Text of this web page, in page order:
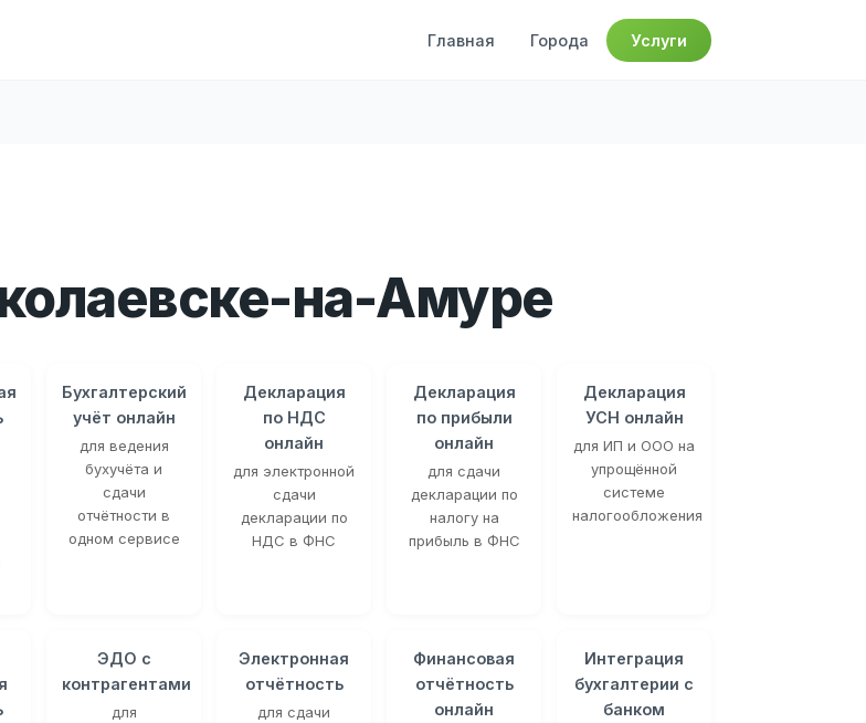
Главная Города Услуги
на-Амуре
Бухгалтерский
учёт онлайн
для ведения
бухучёта и
сдачи
отчётности в
одном сервисе
Декларация
по НДС
онлайн
для электронной
сдачи
декларации по
НДС в ФНС
Декларация
по прибыли
онлайн
для сдачи
декларации по
налогу на
прибыль в ФНС
Декларация
УСН онлайн
для ИП и ООО на
упрощённой
системе
налогообложения
ЭДО с
контрагентами
для
Электронная
отчётность
для сдачи
Финансовая
отчётность
онлайн
Интеграция
бухгалтерии с
банком